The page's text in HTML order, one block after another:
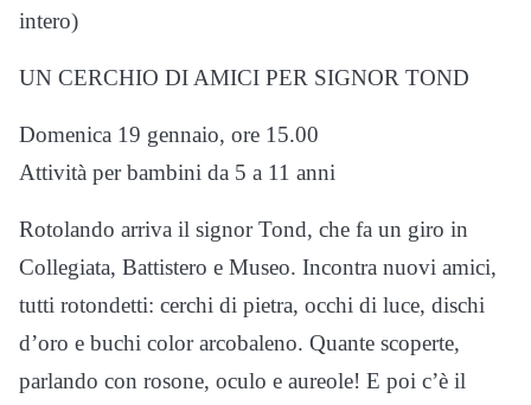
intero)
UN CERCHIO DI AMICI PER SIGNOR TOND
Domenica 19 gennaio, ore 15.00
Attività per bambini da 5 a 11 anni
Rotolando arriva il signor Tond, che fa un giro in
Collegiata, Battistero e Museo. Incontra nuovi amici,
tutti rotondetti: cerchi di pietra, occhi di luce, dischi
d’oro e buchi color arcobaleno. Quante scoperte,
parlando con rosone, oculo e aureole! E poi c’è il